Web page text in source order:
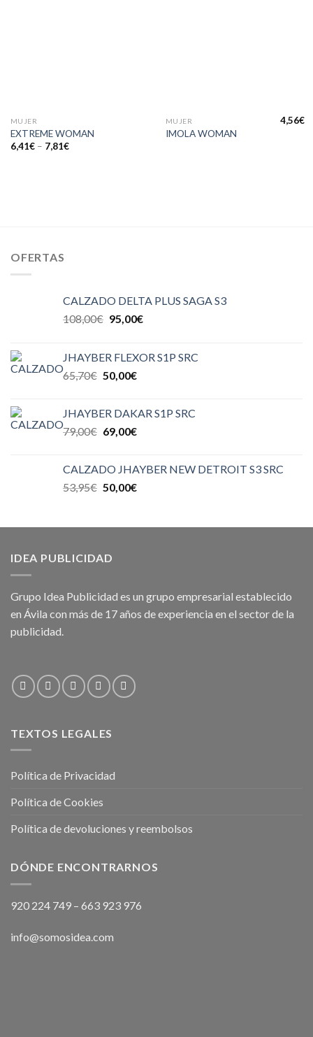
MUJER
EXTREME WOMAN
6,41€– 7,81€
MUJER
IMOLA WOMAN
4,56€
OFERTAS
CALZADO DELTA PLUS SAGA S3
108,00€ 95,00€
JHAYBER FLEXOR S1P SRC
65,70€ 50,00€
JHAYBER DAKAR S1P SRC
79,00€ 69,00€
CALZADO JHAYBER NEW DETROIT S3 SRC
53,95€ 50,00€
IDEA PUBLICIDAD
Grupo Idea Publicidad es un grupo empresarial establecido
en Ávila con más de 17 años de experiencia en el sector de la
publicidad.
TEXTOS LEGALES
Política de Privacidad
Política de Cookies
Política de devoluciones y reembolsos
DÓNDE ENCONTRARNOS
920 224 749 – 663 923 976
info@somosidea.com